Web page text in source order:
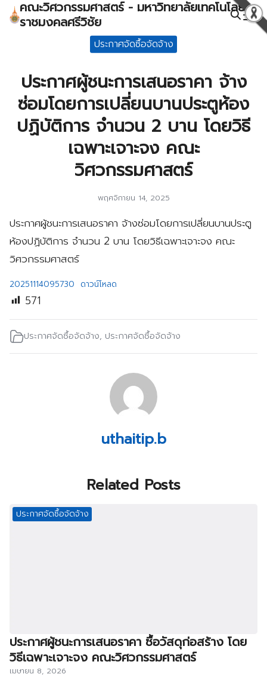
Skip คณะวิศวกรรมศาสตร์ - มหาวิทยาลัยเทคโนโลยี
ราชมงคลศรีวิชัย
ประกาศจัดซื้อจัดจ้าง
ประกาศผู้ชนะการเสนอราคา จ้าง
ซ่อมโดยการเปลี่ยนบานประตูห้อง
ปฏิบัติการ จำนวน 2 บาน โดยวิธี
เฉพาะเจาะจง คณะ
วิศวกรรมศาสตร์
พฤศจิกายน 14, 2025
ประกาศผู้ชนะการเสนอราคา จ้างซ่อมโดยการเปลี่ยนบานประตู
ห้องปฏิบัติการ จำนวน 2 บาน โดยวิธีเฉพาะเจาะจง คณะ
วิศวกรรมศาสตร์
20251114095730 ดาวน์โหลด
571
ประกาศจัดซื้อจัดจ้าง, ประกาศจัดซื้อจัดจ้าง
uthaitip.b
Related Posts
ประกาศจัดซื้อจัดจ้าง
ประกาศผู้ชนะการเสนอราคา ซื้อวัสดุก่อสร้าง โดย
วิธีเฉพาะเจาะจง คณะวิศวกรรมศาสตร์
เมษายน 8, 2026